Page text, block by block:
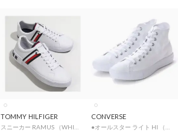
TOMMY HILFIGER CONVERSE